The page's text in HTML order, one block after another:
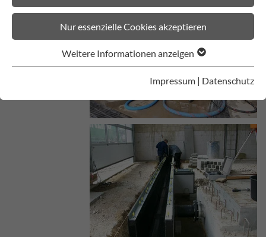
Nur essenzielle Cookies akzeptieren
Weitere Informationen anzeigen
Impressum | Datenschutz